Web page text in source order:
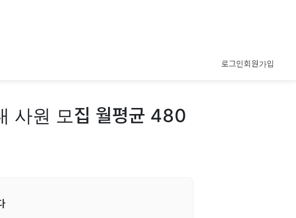
로그인회원가입
사원 모집 월평균 480